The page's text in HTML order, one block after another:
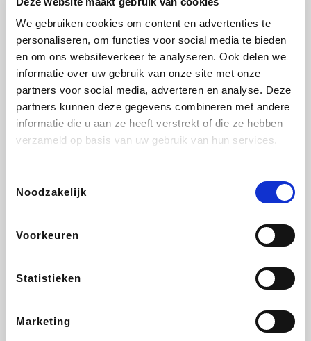
We gebruiken cookies om content en advertenties te
personaliseren, om functies voor social media te bieden
en om ons websiteverkeer te analyseren. Ook delen we
informatie over uw gebruik van onze site met onze
partners voor social media, adverteren en analyse. Deze
partners kunnen deze gegevens combineren met andere
informatie die u aan ze heeft verstrekt of die ze hebben
verzameld op basis van uw gebruik van hun services.
Noodzakelijk
Voorkeuren
Statistieken
Marketing
Vidaxl Plopsa Lampenlicht.be Adidas
All Accor
DectDirect ZEB
SupraBazar